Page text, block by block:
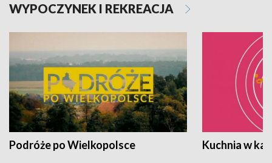
WYPOCZYNEK I REKREACJA
Podróże po Wielkopolsce Kuchnia w